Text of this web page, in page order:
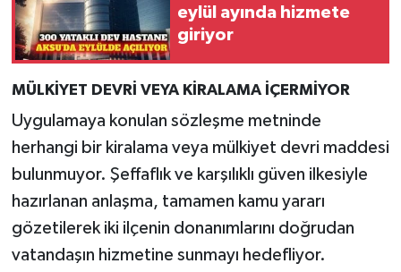
eylül ayında hizmete
giriyor
MÜLKİYET DEVRİ VEYA KİRALAMA İÇERMİYOR
Uygulamaya konulan sözleşme metninde
herhangi bir kiralama veya mülkiyet devri maddesi
bulunmuyor. Şeffaflık ve karşılıklı güven ilkesiyle
hazırlanan anlaşma, tamamen kamu yararı
gözetilerek iki ilçenin donanımlarını doğrudan
vatandaşın hizmetine sunmayı hedefliyor.